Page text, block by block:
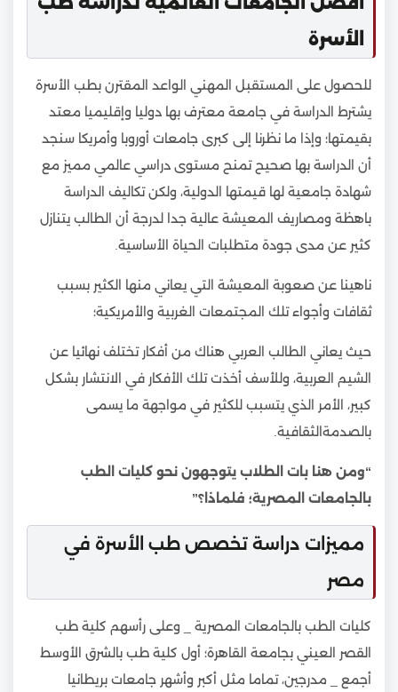
الأسرة
للحصول على المستقبل المهني الواعد المقترن بطب الأسرة
يشترط الدراسة في جامعة معترف بها دوليا وإقليميا معتد
بقيمتها؛ وإذا ما نظرنا إلى كبرى جامعات أوروبا وأمريكا سنجد
أن الدراسة بها صحيح تمنح مستوى دراسي عالمي مميز مع
شهادة جامعية لها قيمتها الدولية، ولكن تكاليف الدراسة
باهظة ومصاريف المعيشة عالية جدا لدرجة أن الطالب يتنازل
كثير عن مدى جودة متطلبات الحياة الأساسية.
ناهينا عن صعوبة المعيشة التي يعاني منها الكثير بسبب
ثقافات وأجواء تلك المجتمعات الغربية والأمريكية؛
حيث يعاني الطالب العربي هناك من أفكار تختلف نهائيا عن
الشيم العربية، وللأسف أخذت تلك الأفكار في الانتشار بشكل
كبير، الأمر الذي يتسبب للكثير في مواجهة ما يسمى
بالصدمةالثقافية.
“ومن هنا بات الطلاب يتوجهون نحو كليات الطب
بالجامعات المصرية؛ فلماذا؟”
مميزات دراسة تخصص طب الأسرة في
مصر
كليات الطب بالجامعات المصرية _ وعلى رأسهم كلية طب
القصر العيني بجامعة القاهرة؛ أول كلية طب بالشرق الأوسط
أجمع _ مدرجين، تماما مثل أكبر وأشهر جامعات بريطانيا